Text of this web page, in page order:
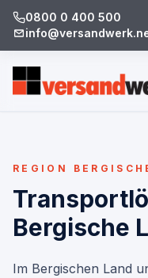
0800 0 400 500
REGION
Bergische
Im Bergischen Land